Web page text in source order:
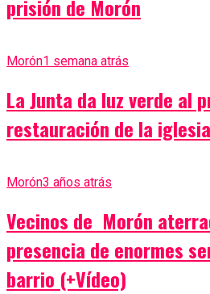
prisión de Morón
Morón1 semana atrás
La Junta da luz verde al
restauración de la
Morón3 años atrás
Vecinos de Morón
presencia de enormes
barrio (+Vídeo)